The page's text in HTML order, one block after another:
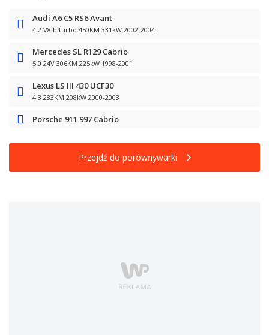
Audi A6 C5 RS6 Avant
4.2 V8 biturbo 450KM 331kW 2002-2004
Mercedes SL R129 Cabrio
5.0 24V 306KM 225kW 1998-2001
Lexus LS III 430 UCF30
4.3 283KM 208kW 2000-2003
Porsche 911 997 Cabrio
Przejdź do porównywarki